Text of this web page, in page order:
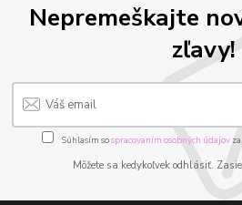
Nepremeškajte
zľavy!
Súhlasím sospracovaním osobných údajov
Môžete sa kedykoľvek odhlásiť.